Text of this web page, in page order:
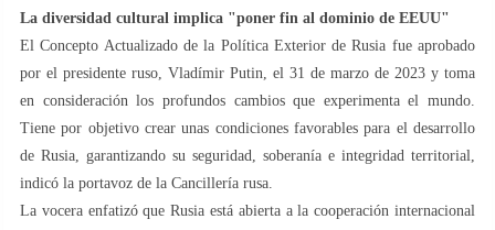
La diversidad cultural implica "poner fin al dominio de EEUU"
El Concepto Actualizado de la Política Exterior de Rusia fue aprobado
por el presidente ruso, Vladímir Putin, el 31 de marzo de 2023 y toma
en consideración los profundos cambios que experimenta el mundo.
Tiene por objetivo crear unas condiciones favorables para el desarrollo
de Rusia, garantizando su seguridad, soberanía e integridad territorial,
indicó la portavoz de la Cancillería rusa.
La vocera enfatizó que Rusia está abierta a la cooperación internacional